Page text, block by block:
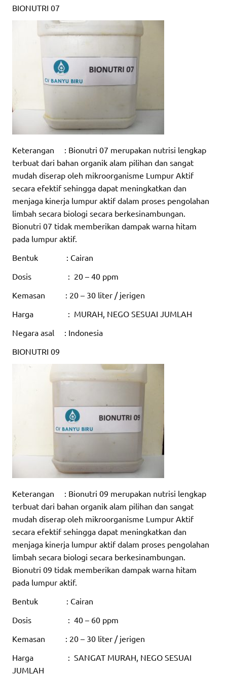
BIONUTRI 07
Keterangan : Bionutri 07 merupakan nutrisi lengkap
terbuat dari bahan organik alam pilihan dan sangat
mudah diserap oleh mikroorganisme Lumpur Aktif
secara efektif sehingga dapat meningkatkan dan
menjaga kinerja lumpur aktif dalam proses pengolahan
limbah secara biologi secara berkesinambungan.
Bionutri 07 tidak memberikan dampak warna hitam
pada lumpur aktif.
Bentuk : Cairan
Dosis : 20 – 40 ppm
Kemasan : 20 – 30 liter / jerigen
Harga : MURAH, NEGO SESUAI JUMLAH
Negara asal : Indonesia
BIONUTRI 09
Keterangan : Bionutri 09 merupakan nutrisi lengkap
terbuat dari bahan organik alam pilihan dan sangat
mudah diserap oleh mikroorganisme Lumpur Aktif
secara efektif sehingga dapat meningkatkan dan
menjaga kinerja lumpur aktif dalam proses pengolahan
limbah secara biologi secara berkesinambungan.
Bionutri 09 tidak memberikan dampak warna hitam
pada lumpur aktif.
Bentuk : Cairan
Dosis : 40 – 60 ppm
Kemasan : 20 – 30 liter / jerigen
Harga : SANGAT MURAH, NEGO SESUAI
JUMLAH